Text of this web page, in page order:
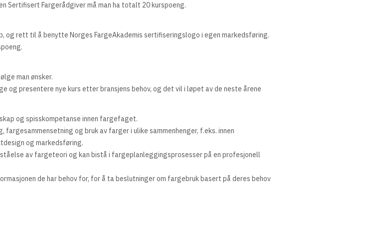
Sertifisert Fargerådgiver må man ha totalt 20 kurspoeng.
og rett til å benytte Norges FargeAkademis sertifiseringslogo i egen markedsføring.
man ønsker.
og presentere nye kurs etter bransjens behov, og det vil i løpet av de neste årene
og spisskompetanse innen fargefaget.
og bruk av farger i ulike sammenhenger, f.eks. innen
og markedsføring.
av fargeteori og kan bistå i fargeplanleggingsprosesser på en profesjonell
de har behov for, for å ta beslutninger om fargebruk basert på deres behov